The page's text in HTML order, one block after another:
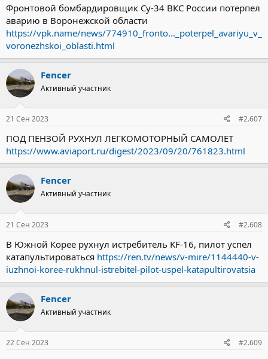
Фронтовой бомбардировщик Су-34 ВКС России потерпел
аварию в Воронежской области
https://vpk.name/news/774910_fronto..._poterpel_avariyu_v_
voronezhskoi_oblasti.html
Fencer
Активный участник
21 Сен 2023 #2.607
ПОД ПЕНЗОЙ РУХНУЛ ЛЕГКОМОТОРНЫЙ САМОЛЕТ
https://www.aviaport.ru/digest/2023/09/20/761823.html
Fencer
Активный участник
21 Сен 2023 #2.608
В Южной Корее рухнул истребитель KF-16, пилот успел
катапультироваться https://ren.tv/news/v-mire/1144440-v-
iuzhnoi-koree-rukhnul-istrebitel-pilot-uspel-katapultirovatsia
Fencer
Активный участник
22 Сен 2023 #2.609